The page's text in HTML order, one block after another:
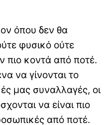
όπου δεν θα
φυσικό ούτε
πιο κοντά από ποτέ.
να γίνονται το
μας συναλλαγές, οι
να είναι πιο
από ποτέ.